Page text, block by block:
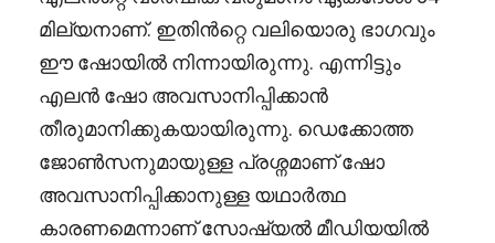
മില്യനാണ്. ഇതിൻറ്റെ വലിയൊരു ഭാഗവും
ഈ ഷോയിൽ നിന്നായിരുന്നു. എന്നിട്ടും
എലൻ ഷോ അവസാനിപ്പിക്കാൻ
തീരുമാനിക്കുകയായിരുന്നു. ഡെക്കോത്ത
ജോൺസനുമായുള്ള പ്രശ്നമാണ് ഷോ
അവസാനിപ്പിക്കാനുള്ള യഥാർത്ഥ
കാരണമെന്നാണ് സോഷ്യൽ മീഡിയയിൽ